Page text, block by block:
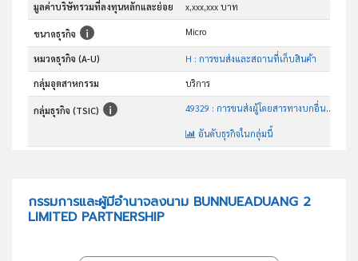
มูลค่าบริษัทรวมที่ลงทุนหลักและย่อย x,xxx,xxx บาท
ขนาดธุรกิจ Micro
หมวดธุรกิจ (A-U) H : การขนส่งและสถานที่เก็บสินค้า
กลุ่มอุตสาหกรรม บริการ
กลุ่มธุรกิจ (TSIC) 49329 : การขนส่งผู้โดยสารทางบกอื่นๆซึ่งมิได้จัดประเภทไว้ในที่อื่น
อันดับธุรกิจในกลุ่มนี้
กรรมการและผู้มีอำนาจลงนาม BUNNUEADUANG 2
LIMITED PARTNERSHIP